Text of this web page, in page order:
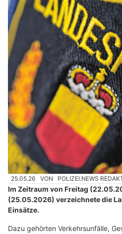
25.05.26 VON POLIZEI.NEWS
Im Zeitraum von Freitag
(25.05.2026) verzeichnete die
Einsätze.
Dazu gehörten Verkehrsunfälle,